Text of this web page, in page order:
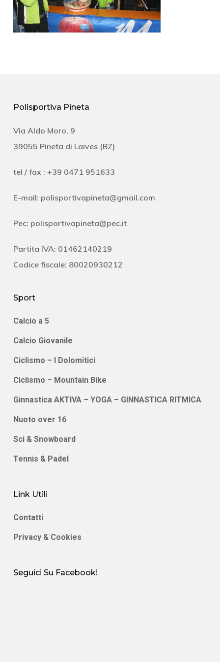
Polisportiva Pineta
Via Aldo Moro, 9
39055 Pineta di Laives (BZ)
tel / fax : +39 0471 951633
E-mail: polisportivapineta@gmail.com
Pec: polisportivapineta@pec.it
Partita IVA: 01462140219
Codice fiscale: 80020930212
Sport
Calcio a 5
Calcio Giovanile
Ciclismo – I Dolomitici
Ciclismo – Mountain Bike
Ginnastica AKTIVA – YOGA – GINNASTICA RITMICA
Nuoto over 16
Sci & Snowboard
Tennis & Padel
Link Utili
Contatti
Privacy & Cookies
Seguici Su Facebook!